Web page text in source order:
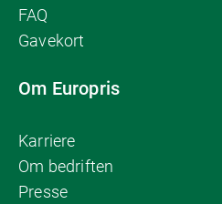
FAQ
Gavekort
Om Europris
Karriere
Om bedriften
Presse